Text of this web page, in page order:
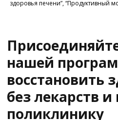
здоровья печени”, “Продуктивный
У Вас остались вопросы?
Хотите
с нашим специалистом?